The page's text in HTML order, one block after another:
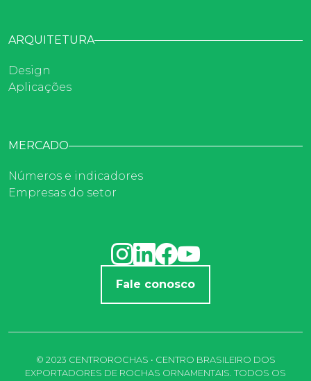
ARQUITETURA
Design
Aplicações
MERCADO
Números e indicadores
Empresas do setor
Fale conosco
© 2023 CENTROROCHAS • CENTRO BRASILEIRO DOS
EXPORTADORES DE ROCHAS ORNAMENTAIS. TODOS OS